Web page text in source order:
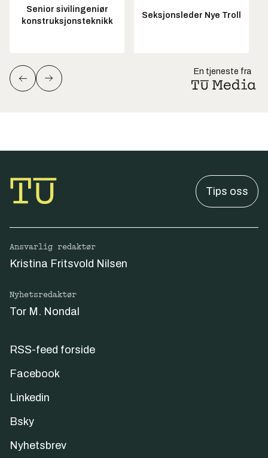
Senior sivilingeniør
konstruksjonsteknikk
Seksjonsleder Nye Troll
En tjeneste fra
Tips oss
Ansvarlig redaktør
Kristina Fritsvold Nilsen
Nyhetsredaktør
Tor M. Nondal
RSS-feed forside
Facebook
Linkedin
Bsky
Nyhetsbrev